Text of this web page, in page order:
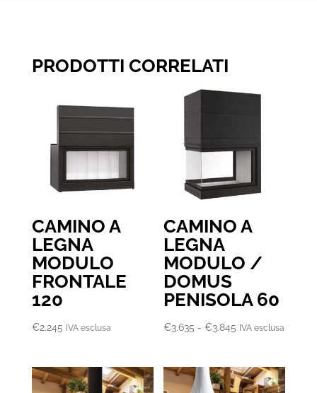
PRODOTTI CORRELATI
CAMINO A
LEGNA
MODULO
FRONTALE
120
€2.245 IVA esclusa
CAMINO A
LEGNA
MODULO /
DOMUS
PENISOLA 60
€3.635 - €3.845 Fascia
da
IVA esclusa